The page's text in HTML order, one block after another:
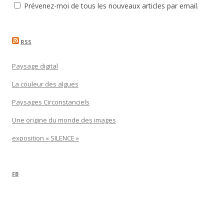
Prévenez-moi de tous les nouveaux articles par email.
RSS
Paysage digital
La couleur des algues
Paysages Circonstanciels
Une origine du monde des images
exposition « SILENCE »
FB